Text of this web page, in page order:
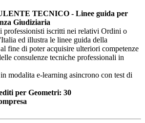
TECNICO - Linee guida per
Giudiziaria
professionisti iscritti nei relativi Ordini o
ed illustra le linee guida della
fine di poter acquisire ulteriori competenze
consulenze tecniche professionali in
modalita e-learning asincrono con test di
per Geometri: 30